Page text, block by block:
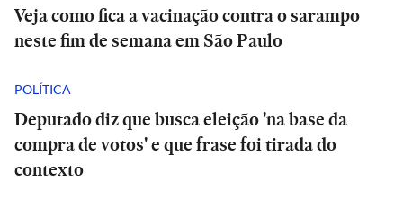
Veja como fica a vacinação contra o sarampo
neste fim de semana em São Paulo
POLÍTICA
Deputado diz que busca eleição 'na base da
compra de votos' e que frase foi tirada do
contexto